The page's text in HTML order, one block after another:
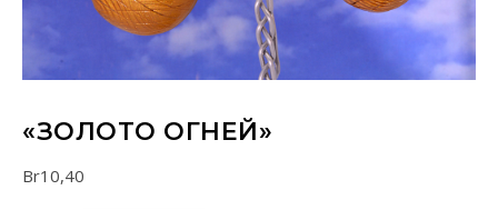
«ЗОЛОТО ОГНЕЙ»
Br10,40